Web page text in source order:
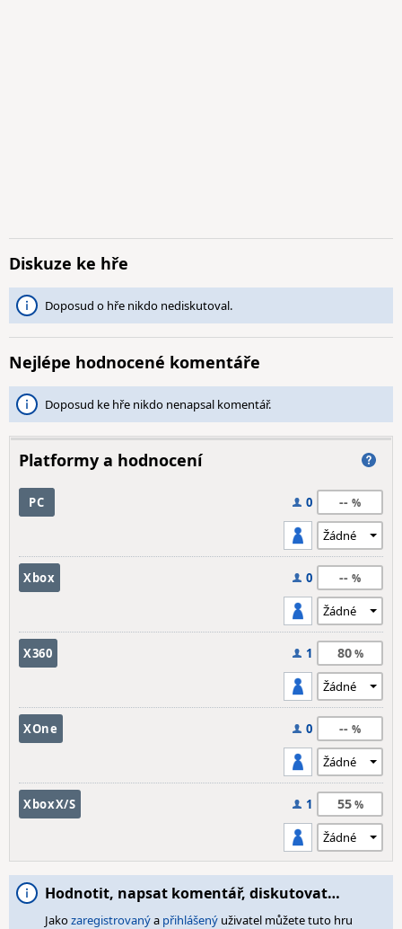
Diskuze ke hře
Doposud o hře nikdo nediskutoval.
Nejlépe hodnocené komentáře
Doposud ke hře nikdo nenapsal komentář.
Platformy a hodnocení
PC 0 --
Xbox 0 --
X360 1 80
XOne 0 --
XboxX/S 1 55
Hodnotit, napsat komentář, diskutovat…
Jakozaregistrovanýa přihlášený uživatel můžete tuto hru